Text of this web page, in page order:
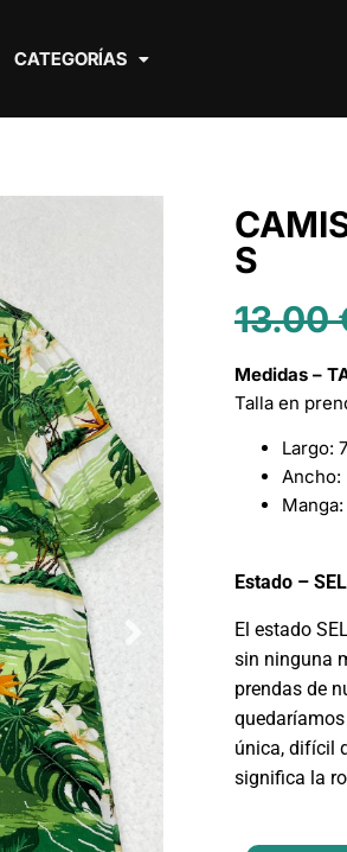
CATEGORÍAS
S
13.00
Medidas –
Talla en
Largo:
Ancho:
Estado –
El estado
sin ninguna
prendas de
única, difícil
significa la